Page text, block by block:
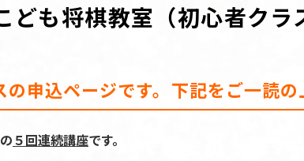
ども将棋教室（初心者ク
申込ページです。下記をご一読の
５回連続講座です。